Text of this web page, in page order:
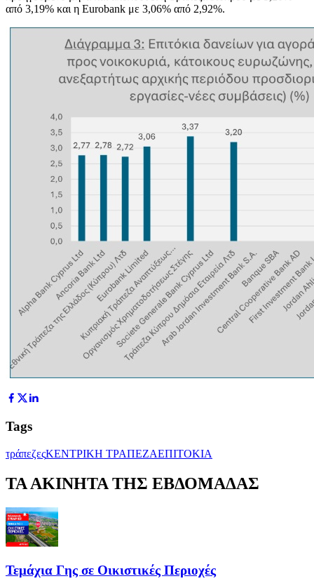
από 3,19% και η Eurobank με 3,06% από 2,92%.
Tags
τράπεζεςΚΕΝΤΡΙΚΗ ΤΡΑΠΕΖΑΕΠΙΤΟΚΙΑ
ΤΑ ΑΚΙΝΗΤΑ ΤΗΣ ΕΒΔΟΜΑΔΑΣ
Τεμάχια Γης σε Οικιστικές Περιοχές